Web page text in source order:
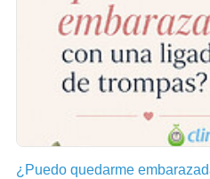
¿Puedo quedarme